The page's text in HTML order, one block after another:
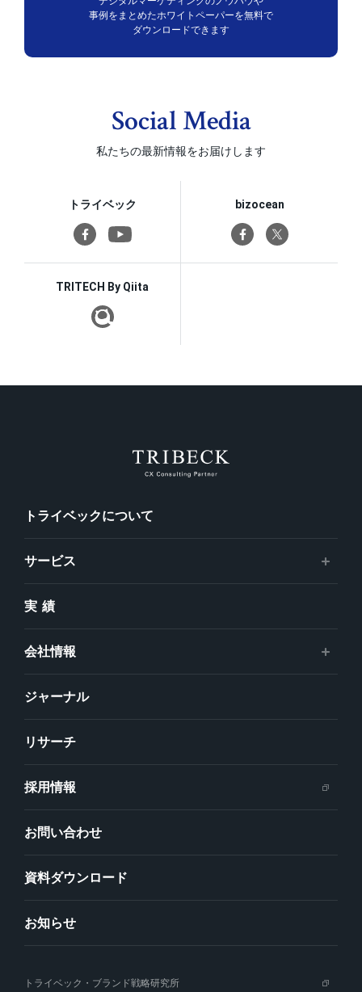
事例をまとめたホワイトペーパーを無料で
ダウンロードできます
Social Media
私たちの最新情報をお届けします
トライベック bizocean
TRITECH By Qiita
トライベックについて
サービス
実績
会社情報
ジャーナル
リサーチ
採用情報
お問い合わせ
資料ダウンロード
お知らせ
トライベック・ブランド戦略研究所